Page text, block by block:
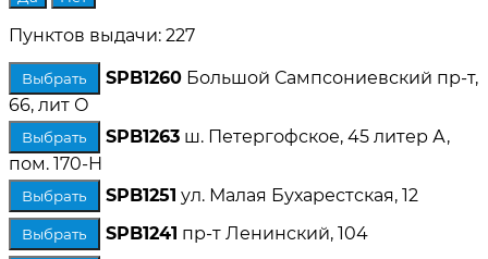
Пунктов выдачи: 227
Выбрать SPB1260 Большой Сампсониевский пр-т,
66, лит О
Выбрать SPB1263 ш. Петергофское, 45 литер А,
пом. 170-Н
Выбрать SPB1251 ул. Малая Бухарестская, 12
Выбрать SPB1241 пр-т Ленинский, 104